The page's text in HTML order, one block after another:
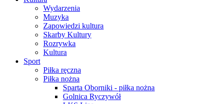
Wydarzenia
Muzyka
Zapowiedzi kultura
Skarby Kultury
Rozrywka
Kultura
Sport
Piłka ręczna
Piłka nożna
Sparta Oborniki - piłka nożna
Golnica Ryczywół